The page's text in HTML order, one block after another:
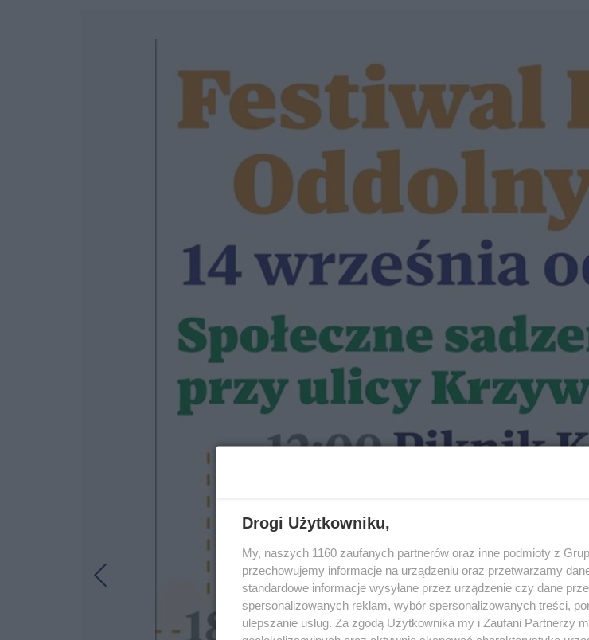
Drogi Użytkowniku,
My, naszych 1160 zaufanych partnerów oraz inne podmioty z
przechowujemy informacje na urządzeniu oraz przetwarzamy
standardowe informacje wysyłane przez urządzenie czy dane
spersonalizowanych reklam, wybór spersonalizowanych treści,
ulepszanie usług. Za zgodą Użytkownika my i Zaufani Partnerzy